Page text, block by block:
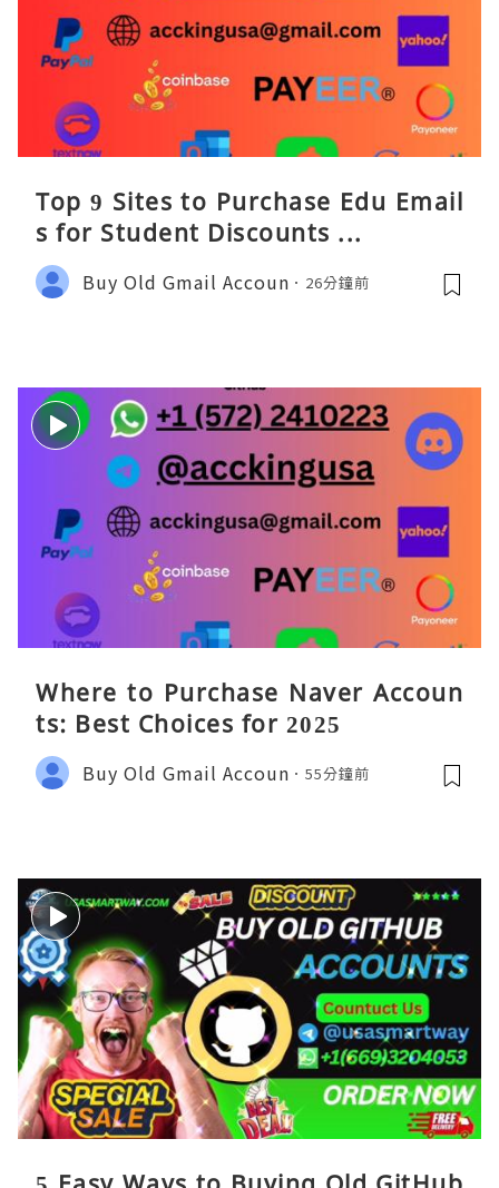
Top 9 Sites to Purchase Edu Email
s for Student Discounts ...
Buy Old Gmail Accoun 26分鐘前
Where to Purchase Naver Accoun
ts: Best Choices for 2025
Buy Old Gmail Accoun 55分鐘前